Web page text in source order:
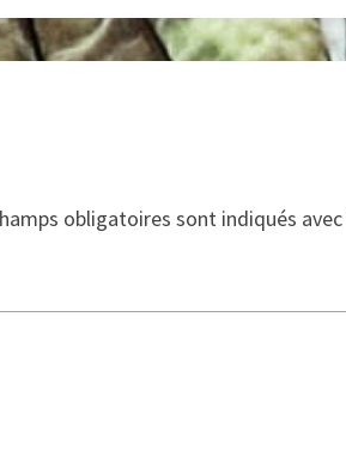
obligatoires sont indiqués avec